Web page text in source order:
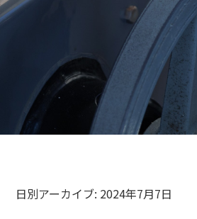
日別アーカイブ: 2024年7月7日